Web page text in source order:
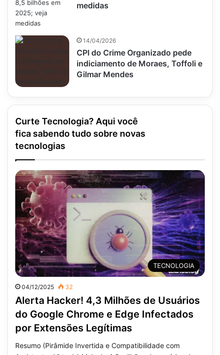
medidas
14/04/2026
CPI do Crime Organizado pede
indiciamento de Moraes, Toffoli e
Gilmar Mendes
Curte Tecnologia? Aqui você
fica sabendo tudo sobre novas
tecnologias
TECNOLOGIA
04/12/2025 32
Alerta Hacker! 4,3 Milhões de Usuários
do Google Chrome e Edge Infectados
por Extensões Legítimas
Resumo (Pirâmide Invertida e Compatibilidade com